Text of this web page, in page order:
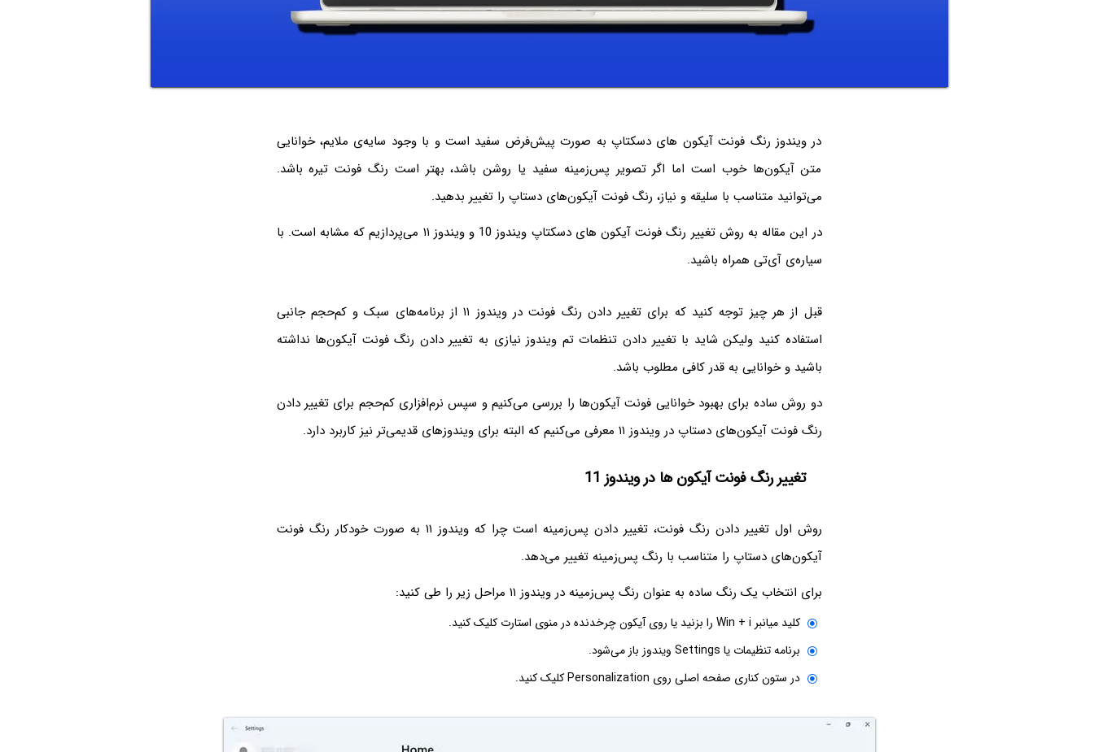
در ویندوز رنگ فونت آیکون های دسکتاپ به صورت پیش‌فرض سفید است و با وجود سایه‌ی ملایم، خوانایی
متن آیکون‌ها خوب است اما اگر تصویر پس‌زمینه سفید یا روشن باشد، بهتر است رنگ فونت تیره باشد.
می‌توانید متناسب با سلیقه و نیاز، رنگ فونت آیکون‌های دستاپ را تغییر بدهید.
در این مقاله به روش تغییر رنگ فونت آیکون های دسکتاپ ویندوز 10 و ویندوز ۱۱ می‌پردازیم که مشابه است. با
سیاره‌ی آی‌تی همراه باشید.
قبل از هر چیز توجه کنید که برای تغییر دادن رنگ فونت در ویندوز ۱۱ از برنامه‌های سبک و کم‌حجم جانبی
استفاده کنید ولیکن شاید با تغییر دادن تنظمات تم ویندوز نیازی به تغییر دادن رنگ فونت آیکون‌ها نداشته
باشید و خوانایی به قدر کافی مطلوب باشد.
دو روش ساده برای بهبود خوانایی فونت آیکون‌ها را بررسی می‌کنیم و سپس نرم‌افزاری کم‌حجم برای تغییر دادن
رنگ فونت آیکون‌های دستاپ در ویندوز ۱۱ معرفی می‌کنیم که البته برای ویندوزهای قدیمی‌تر نیز کاربرد دارد.
تغییر رنگ فونت آیکون ها در ویندوز 11
روش اول تغییر دادن رنگ فونت، تغییر دادن پس‌زمینه است چرا که ویندوز ۱۱ به صورت خودکار رنگ فونت
آیکون‌های دستاپ را متناسب با رنگ پس‌زمینه تغییر می‌دهد.
برای انتخاب یک رنگ ساده به عنوان رنگ پس‌زمینه در ویندوز ۱۱ مراحل زیر را طی کنید:
کلید میانبر Win + i را بزنید یا روی آیکون چرخدنده در منوی استارت کلیک کنید.
برنامه تنظیمات یا Settings ویندوز باز می‌شود.
در ستون کناری صفحه اصلی روی Personalization کلیک کنید.